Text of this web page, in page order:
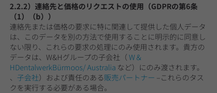
2.2.2）連絡先と価格のリクエストの使用（GDPRの第6条
（1）（b））
連絡先または価格の要求に特に関連して提供した個人データ
は、このデータを別の方法で使用することに明示的に同意し
ない限り、これらの要求の処理にのみ使用されます。貴方の
データは、W&Hグループの子会社（W＆
HDentalwerkBürmoos/ Australia など）にのみ渡されます。
、 子会社）および責任のある販売パートナー –これらのタス
クを実行する必要がある場合。